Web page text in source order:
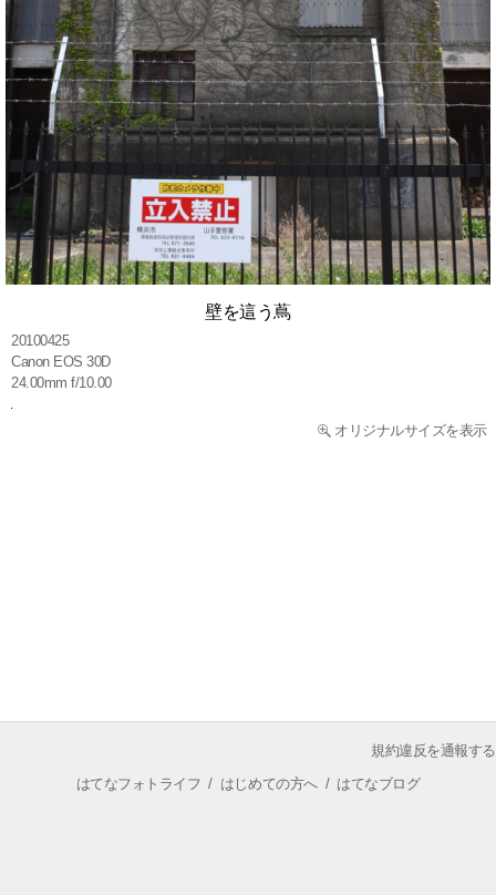
壁を這う蔦
20100425
Canon EOS 30D
24.00mm f/10.00
オリジナルサイズを表示
規約違反を通報する
はてなフォトライフ / はじめての方へ/ はてなブログ